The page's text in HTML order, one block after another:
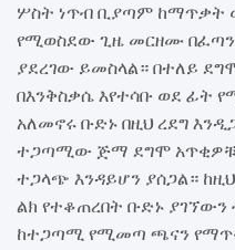
ሦስት ነጥብ ቢያጣም ከማጥቃት
የሚወስደው ጊዜ መርዘሙ
ያደረገው ይመስላል። በተለይ
በእንቅስቃሴ እየተሳቡ ወደ ፊት
አለመኖሩ ቡድኑ በዚህ ረደግ
ተጋጣሚው ጅማ ደግሞ
ተጋላጭ እንዳይሆን ያሰጋል።
ልክ የተቆጠረበት ቡድኑ
ከተጋጣሚ የሚመጣ ጫናን